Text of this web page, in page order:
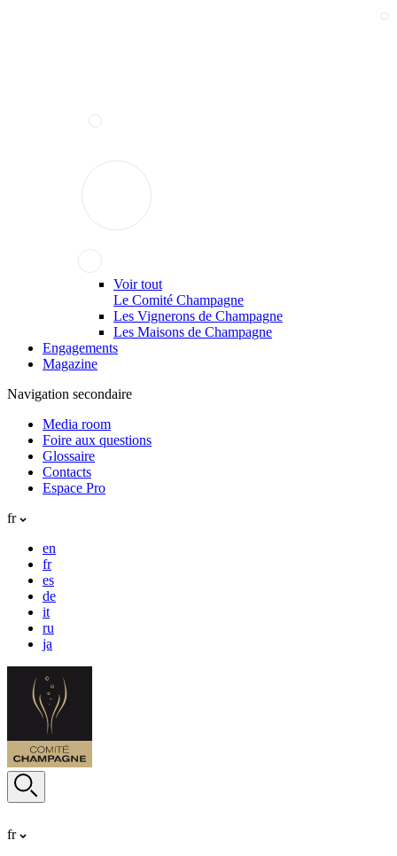
Voir tout
Le Comité Champagne
Les Vignerons de Champagne
Les Maisons de Champagne
Engagements
Magazine
Navigation secondaire
Media room
Foire aux questions
Glossaire
Contacts
Espace Pro
fr
en
fr
es
de
it
ru
ja
fr